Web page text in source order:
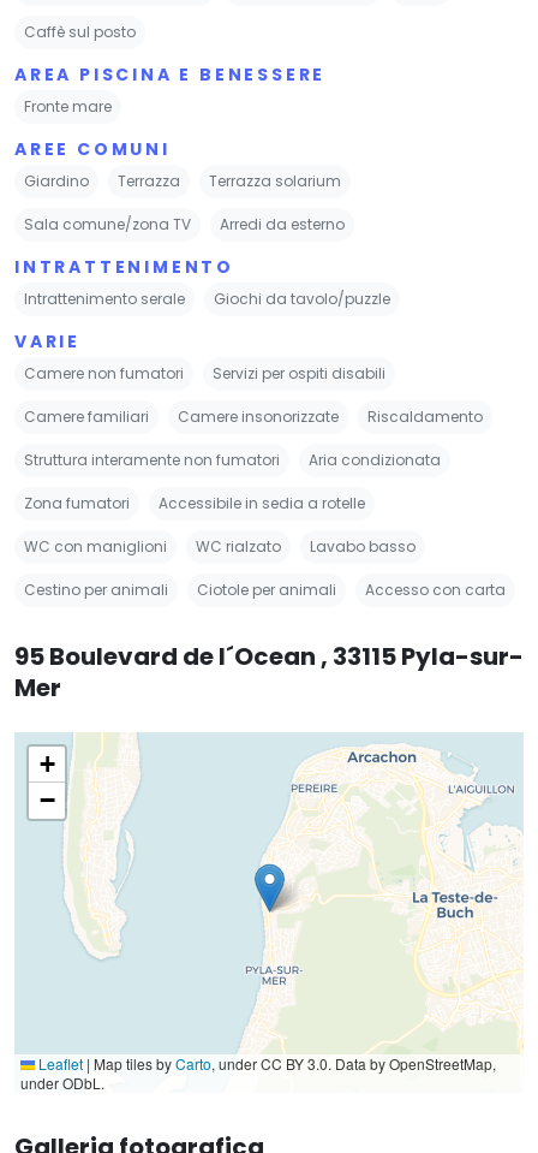
Caffè sul posto
AREA PISCINA E BENESSERE
Fronte mare
AREE COMUNI
Giardino Terrazza Terrazza solarium
Sala comune/zona TV Arredi da esterno
INTRATTENIMENTO
Intrattenimento serale Giochi da tavolo/puzzle
VARIE
Camere non fumatori Servizi per ospiti disabili
Camere familiari Camere insonorizzate Riscaldamento
Struttura interamente non fumatori Aria condizionata
Zona fumatori Accessibile in sedia a rotelle
WC con maniglioni WC rialzato Lavabo basso
Cestino per animali Ciotole per animali Accesso con carta
95 Boulevard de l´Ocean , 33115 Pyla-sur-
Mer
+
−
Leaflet | Map tiles byCarto, under CC BY 3.0. Data by OpenStreetMap,
under ODbL.